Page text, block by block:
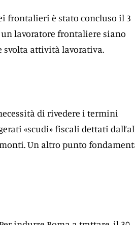
frontalieri è stato concluso il 3
un lavoratore frontaliere siano
attività lavorativa.
di rivedere i termini
«scudi» fiscali dettati
Un altro punto